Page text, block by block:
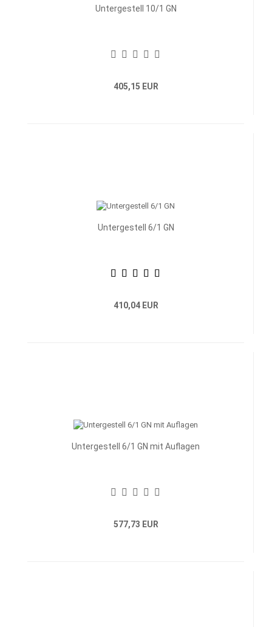
Untergestell 10/1 GN
405,15 EUR
Untergestell 6/1 GN
410,04 EUR
Untergestell 6/1 GN mit Auflagen
577,73 EUR